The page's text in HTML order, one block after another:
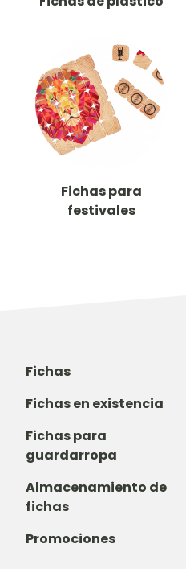
Fichas para
festivales
Fichas
Fichas en existencia
Fichas para
guardarropa
Almacenamiento de
fichas
Promociones